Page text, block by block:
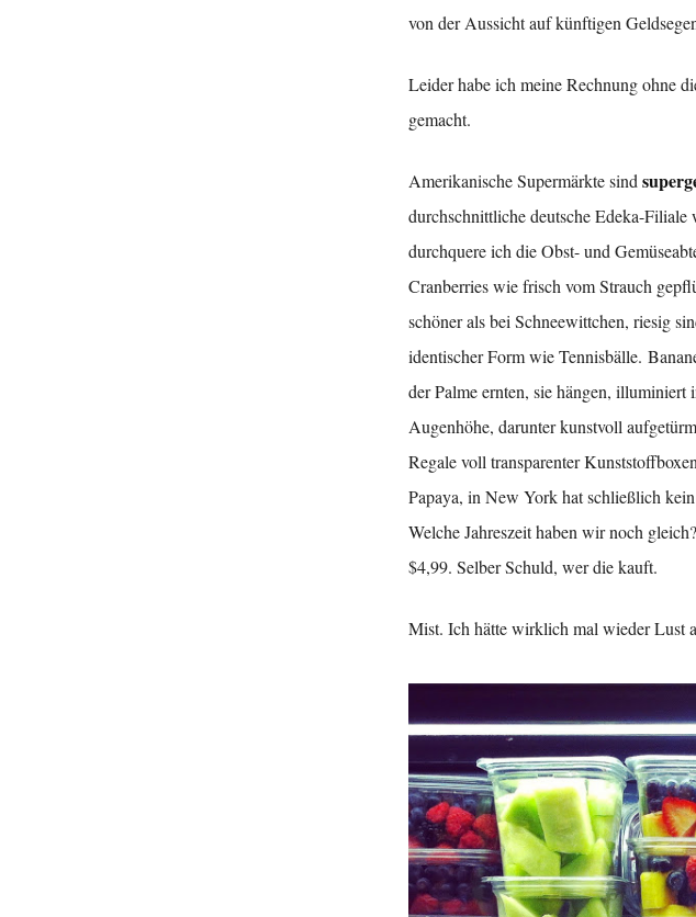
von der Aussicht auf künftigen
Leider habe ich meine Rechnung ohne
gemacht.
Amerikanische Supermärkte sind
durchschnittliche deutsche Edeka-
durchquere ich die Obst- und
Cranberries wie frisch vom Strauch
schöner als bei Schneewittchen, riesig
identischer Form wie Tennisbälle.
der Palme ernten, sie hängen,
Augenhöhe, darunter kunstvoll
Regale voll transparenter
Papaya, in New York hat schließlich
Welche Jahreszeit haben wir noch
$4,99. Selber Schuld, wer die kauft.
Mist. Ich hätte wirklich mal wieder Lust